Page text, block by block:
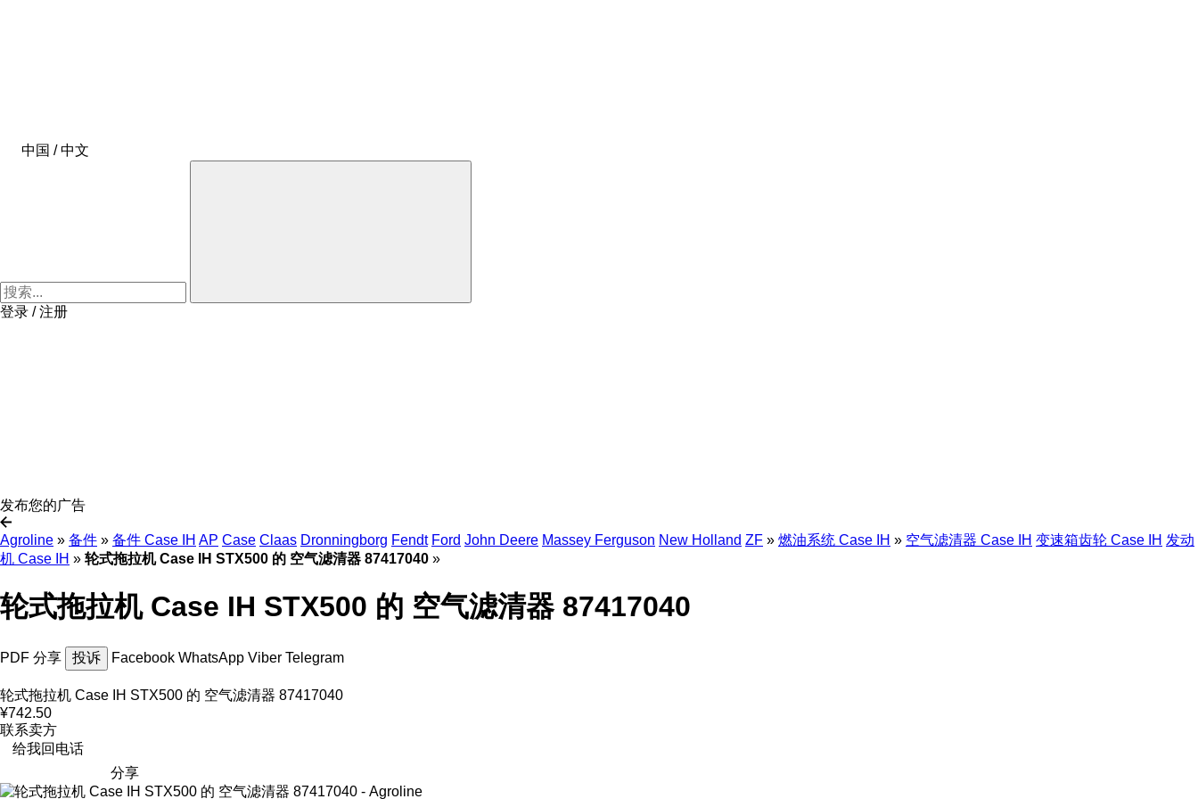
中国 / 中文
登录 / 注册
发布您的广告
Agroline » 备件 » 备件 Case IH AP Case Claas Dronningborg Fendt Ford John Deere Massey Ferguson New Holland ZF » 燃油系统 Case IH » 空气滤清器 Case IH 变速箱齿轮 Case IH 发动
机 Case IH » 轮式拖拉机 Case IH STX500 的 空气滤清器 87417040 »
轮式拖拉机 Case IH STX500 的 空气滤清器 87417040
PDF 分享 投诉 Facebook WhatsApp Viber Telegram
轮式拖拉机 Case IH STX500 的 空气滤清器 87417040
¥742.50
联系卖方
给我回电话
分享